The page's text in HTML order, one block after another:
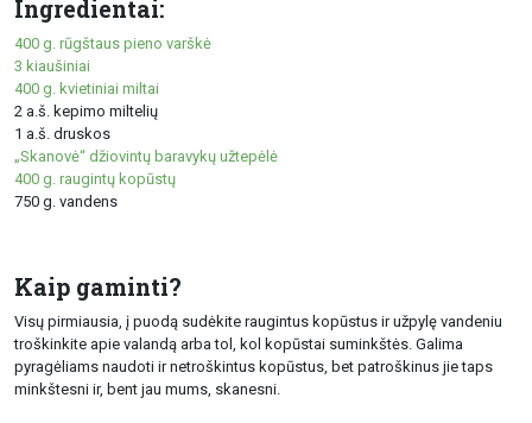
Ingredientai:
400 g. rūgštaus pieno varškė
3 kiaušiniai
400 g. kvietiniai miltai
2 a.š. kepimo miltelių
1 a.š. druskos
„Skanovė“ džiovintų baravykų užtepėlė
400 g. raugintų kopūstų
750 g. vandens
Kaip gaminti?
Visų pirmiausia, į puodą sudėkite raugintus kopūstus ir užpylę vandeniu
troškinkite apie valandą arba tol, kol kopūstai suminkštės. Galima
pyragėliams naudoti ir netroškintus kopūstus, bet patroškinus jie taps
minkštesni ir, bent jau mums, skanesni.